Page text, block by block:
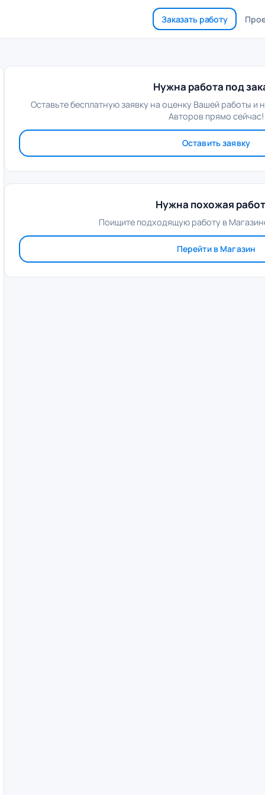
Заказать работу
Нужна работа под
Оставьте бесплатную заявку на оценку Вашей работы и
Авторов прямо сейчас!
Оставить заявку
Нужна похожая
Поищите подходящую работу в
Перейти в Магазин